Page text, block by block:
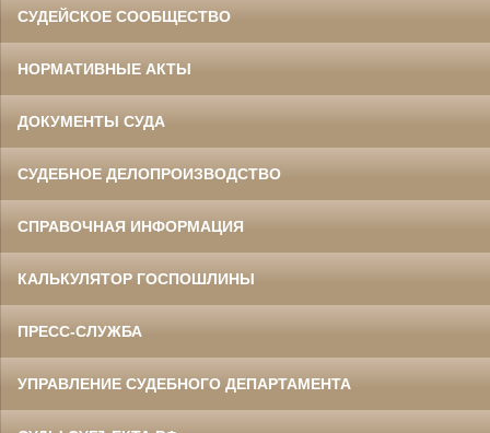
СУДЕЙСКОЕ СООБЩЕСТВО
НОРМАТИВНЫЕ АКТЫ
ДОКУМЕНТЫ СУДА
СУДЕБНОЕ ДЕЛОПРОИЗВОДСТВО
СПРАВОЧНАЯ ИНФОРМАЦИЯ
КАЛЬКУЛЯТОР ГОСПОШЛИНЫ
ПРЕСС-СЛУЖБА
УПРАВЛЕНИЕ СУДЕБНОГО ДЕПАРТАМЕНТА